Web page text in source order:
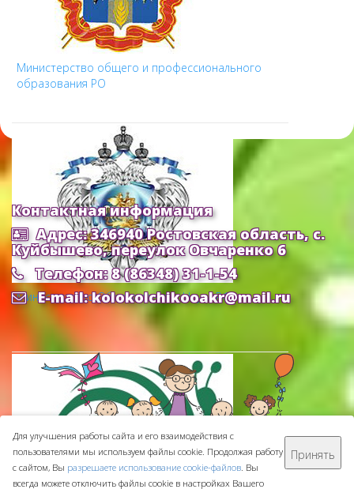
Министерство общего и профессионального
образования РО
Министерство Образования и Науки РФ
Контактная информация
Адрес: 346940 Ростовская область, с.
Куйбышево, переулок Овчаренко 6
Телефон: 8 (86348) 31-1-54
E-mail: kolokolchikooakr@mail.ru
МБДОУ ДС "Колокольчик" © 2016-2026
Сделано с ❤ вООО "Проводник"
Для улучшения работы сайта и его взаимодействия с
пользователями мы используем файлы cookie. Продолжая работу
с сайтом, Вы разрешаете использование cookie-файлов. Вы
всегда можете отключить файлы cookie в настройках Вашего
Принять